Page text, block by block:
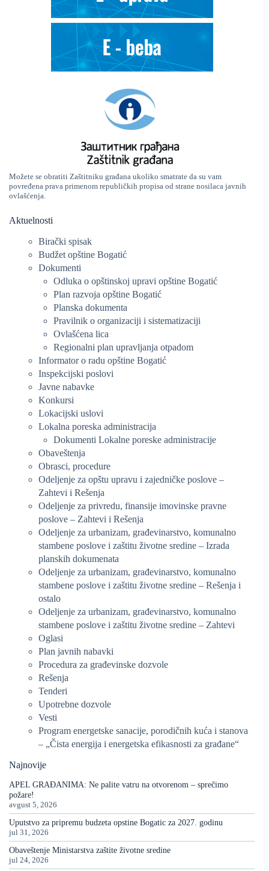
Možete se obratiti Zaštitniku građana ukoliko smatrate da su vam
povređena prava primenom republičkih propisa od strane nosilaca javnih
ovlašćenja.
Aktuelnosti
Birački spisak
Budžet opštine Bogatić
Dokumenti
Odluka o opštinskoj upravi opštine Bogatić
Plan razvoja opštine Bogatić
Planska dokumenta
Pravilnik o organizaciji i sistematizaciji
Ovlašćena lica
Regionalni plan upravljanja otpadom
Informator o radu opštine Bogatić
Inspekcijski poslovi
Javne nabavke
Konkursi
Lokacijski uslovi
Lokalna poreska administracija
Dokumenti Lokalne poreske administracije
Obaveštenja
Obrasci, procedure
Odeljenje za opštu upravu i zajedničke poslove –
Zahtevi i Rešenja
Odeljenje za privredu, finansije imovinske pravne
poslove – Zahtevi i Rešenja
Odeljenje za urbanizam, građevinarstvo, komunalno
stambene poslove i zaštitu životne sredine – Izrada
planskih dokumenata
Odeljenje za urbanizam, građevinarstvo, komunalno
stambene poslove i zaštitu životne sredine – Rešenja i
ostalo
Odeljenje za urbanizam, građevinarstvo, komunalno
stambene poslove i zaštitu životne sredine – Zahtevi
Oglasi
Plan javnih nabavki
Procedura za građevinske dozvole
Rešenja
Tenderi
Upotrebne dozvole
Vesti
Program energetske sanacije, porodičnih kuća i stanova
– „Čista energija i energetska efikasnosti za građane“
Najnovije
APEL GRAĐANIMA: Ne palite vatru na otvorenom – sprečimo
požare!
avgust 5, 2026
Uputstvo za pripremu budzeta opstine Bogatic za 2027. godinu
jul 31, 2026
Obaveštenje Ministarstva zaštite životne sredine
jul 24, 2026